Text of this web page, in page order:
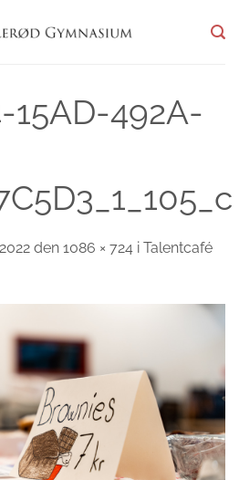
15AD-492A-
den 1086 × 724 i Talentcafé